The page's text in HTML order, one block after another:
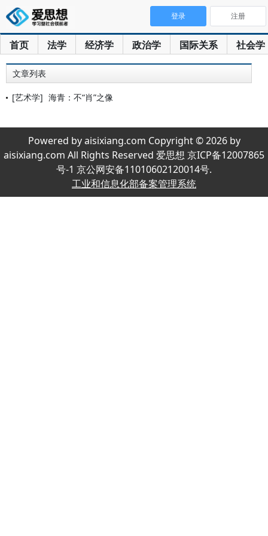
首页 法学 经济学 政治学 国际关系 社会学
登录 注册
文章列表
[艺术学] 海青：不“肖”之像
Powered by aisixiang.com Copyright © 2026 by
aisixiang.com All Rights Reserved 爱思想 京ICP备12007865
号-1 京公网安备11010602120014号.
工业和信息化部备案管理系统